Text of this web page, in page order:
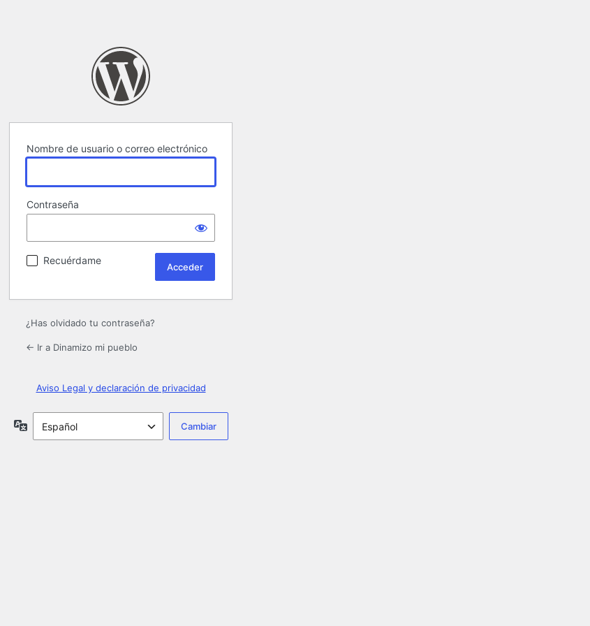
Nombre de usuario o correo electrónico
Contraseña
Recuérdame
¿Has olvidado tu contraseña?
← Ir a Dinamizo mi pueblo
Aviso Legal y declaración de privacidad
Idioma